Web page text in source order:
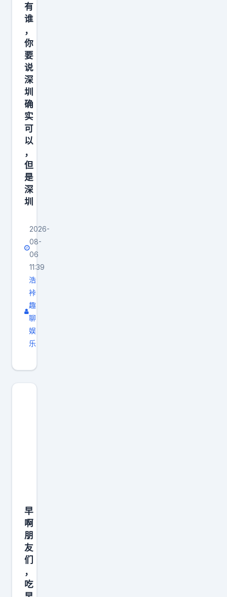
有
谁
，
你
要
说
深
圳
确
实
可
以
，
但
是
深
圳
2026-
08-
06
11:39
浩
裃
趣
聊
娱
乐
早
啊
朋
友
们
，
吃